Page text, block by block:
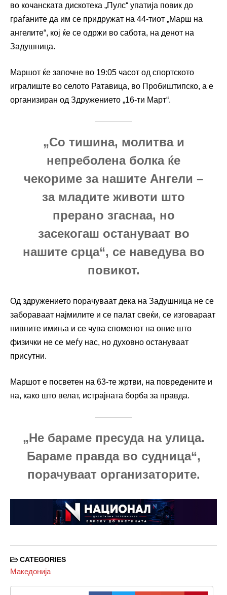
во кочанската дискотека „Пулс“ упатија повик до
граѓаните да им се придружат на 44-тиот „Марш на
ангелите“, кој ќе се одржи во сабота, на денот на
Задушница.
Маршот ќе започне во 19:05 часот од спортското
игралиште во селото Ратавица, во Пробиштипско, а е
организиран од Здружението „16-ти Март“.
„Со тишина, молитва и
непреболена болка ќе
чекориме за нашите Ангели –
за младите животи што
прерано згаснаа, но
засекогаш остануваат во
нашите срца“, се наведува во
повикот.
Од здружението порачуваат дека на Задушница не се
забораваат најмилите и се палат свеќи, се изговараат
нивните имиња и се чува споменот на оние што
физички не се меѓу нас, но духовно остануваат
присутни.
Маршот е посветен на 63-те жртви, на повредените и
на, како што велат, истрајната борба за правда.
„Не бараме пресуда на улица.
Бараме правда во судница“,
порачуваат организаторите.
CATEGORIES
Македонија